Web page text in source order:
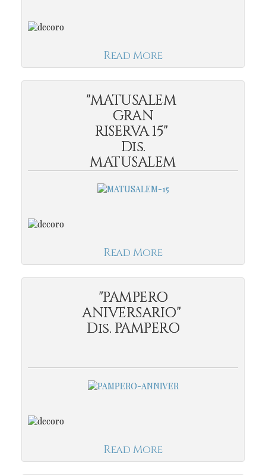
Read More
"MATUSALEM
GRAN
RISERVA 15"
Dis.
MATUSALEM
Read More
"PAMPERO
ANIVERSARIO"
Dis. PAMPERO
Read More